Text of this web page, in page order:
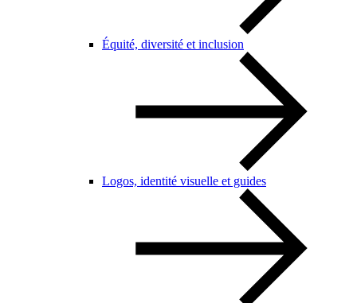
Équité, diversité et inclusion
Logos, identité visuelle et guides